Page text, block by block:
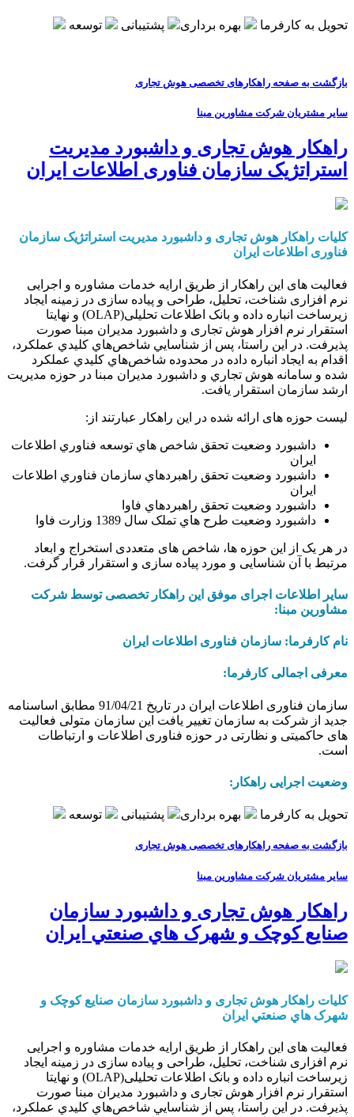
تحویل به کارفرما بهره برداری پشتیبانی توسعه
بازگشت به صفحه راهکارهای تخصصی هوش تجاری
سایر مشتریان شرکت مشاورین مبنا
راهکار هوش تجاری و داشبورد مدیریت
استراتژیک سازمان فناوری اطلاعات ایران
کلیات راهکار هوش تجاری و داشبورد مدیریت استراتژیک سازمان
فناوری اطلاعات ایران
فعالیت های این راهکار از طریق ارایه خدمات مشاوره و اجرایی
نرم افزاری شناخت، تحلیل، طراحی و پیاده سازی در زمینه ایجاد
زیرساخت انباره داده و بانک اطلاعات تحلیلی(OLAP) و نهایتا
استقرار نرم افزار هوش تجاری و داشبورد مدیران مبنا صورت
پذیرفت. در این راستا، پس از شناسايي شاخص‌هاي كليدي عملكرد،
اقدام به ايجاد انباره داده در محدوده شاخص‌هاي كليدي عملكرد
شده و سامانه هوش تجاري و داشبورد مديران مبنا در حوزه مديريت
ارشد سازمان استقرار یافت.
لیست حوزه های ارائه شده در این راهکار عبارتند از:
داشبورد وضعيت تحقق شاخص هاي توسعه فناوري اطلاعات
ايران
داشبورد وضعيت تحقق راهبردهاي سازمان فناوري اطلاعات
ايران
داشبورد وضعيت تحقق راهبردهاي فاوا
داشبورد وضعيت طرح هاي تملک سال 1389 وزارت فاوا
در هر یک از این حوزه ها، شاخص های متعددی استخراج و ابعاد
مرتبط با آن شناسایی و مورد پیاده سازی و استقرار قرار گرفت.
سایر اطلاعات اجرای موفق این راهکار تخصصی توسط شرکت
مشاورین مبنا:
نام کارفرما: سازمان فناوری اطلاعات ایران
معرفی اجمالی کارفرما:
سازمان فناوری اطلاعات ایران در تاریخ 91/04/21 مطابق اساسنامه
جدید از شرکت به سازمان تغییر یافت این سازمان متولی فعالیت
های حاکمیتی و نظارتی در حوزه فناوری اطلاعات و ارتباطات
است.
وضعیت اجرایی راهکار:
تحویل به کارفرما بهره برداری پشتیبانی توسعه
بازگشت به صفحه راهکارهای تخصصی هوش تجاری
سایر مشتریان شرکت مشاورین مبنا
راهکار هوش تجاری و داشبورد سازمان
صنايع کوچک و شهرک هاي صنعتي ايران
کلیات راهکار هوش تجاری و داشبورد سازمان صنايع کوچک و
شهرک هاي صنعتي ايران
فعالیت های این راهکار از طریق ارایه خدمات مشاوره و اجرایی
نرم افزاری شناخت، تحلیل، طراحی و پیاده سازی در زمینه ایجاد
زیرساخت انباره داده و بانک اطلاعات تحلیلی(OLAP) و نهایتا
استقرار نرم افزار هوش تجاری و داشبورد مدیران مبنا صورت
پذیرفت. در این راستا، پس از شناسايي شاخص‌هاي كليدي عملكرد،